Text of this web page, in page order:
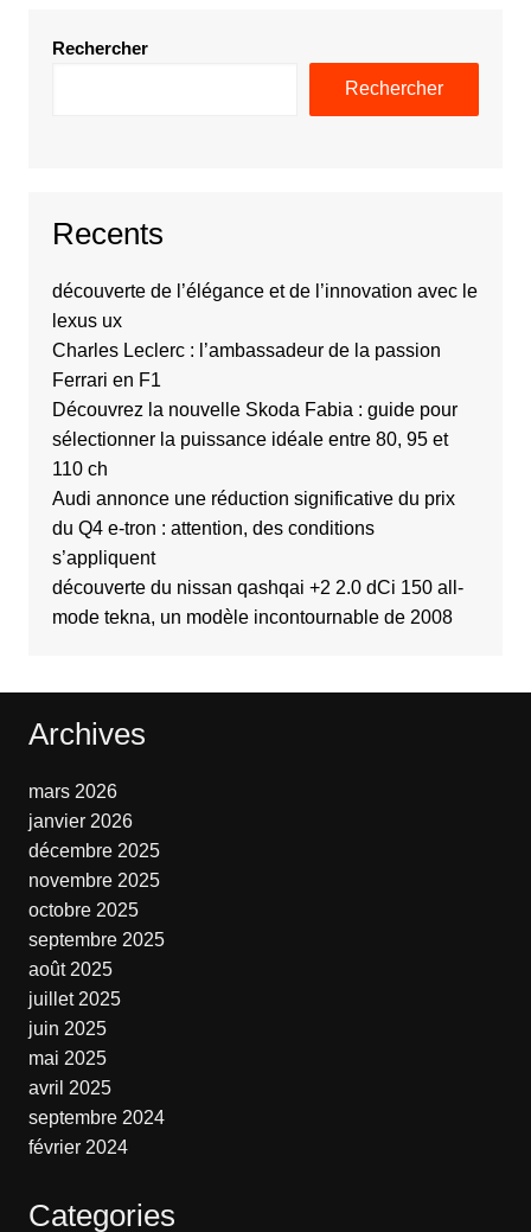
Rechercher
Rechercher
Recents
découverte de l’élégance et de l’innovation avec le
lexus ux
Charles Leclerc : l’ambassadeur de la passion
Ferrari en F1
Découvrez la nouvelle Skoda Fabia : guide pour
sélectionner la puissance idéale entre 80, 95 et
110 ch
Audi annonce une réduction significative du prix
du Q4 e-tron : attention, des conditions
s’appliquent
découverte du nissan qashqai +2 2.0 dCi 150 all-
mode tekna, un modèle incontournable de 2008
Archives
mars 2026
janvier 2026
décembre 2025
novembre 2025
octobre 2025
septembre 2025
août 2025
juillet 2025
juin 2025
mai 2025
avril 2025
septembre 2024
février 2024
Categories